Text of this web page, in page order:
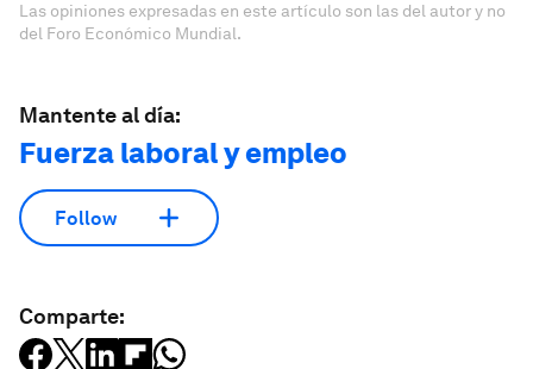
Las opiniones expresadas en este artículo son las del autor y no
del Foro Económico Mundial.
Mantente al día:
Fuerza laboral y empleo
Follow
Comparte: